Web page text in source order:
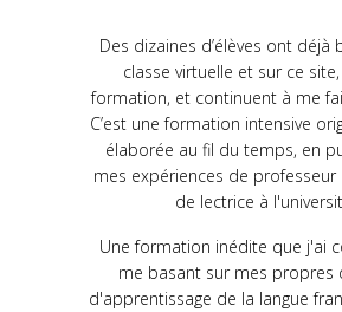
Des dizaines d’élèves ont déjà
classe virtuelle et sur ce
formation, et continuent à me
C’est une formation intensive
élaborée au fil du temps, en
mes expériences de
de lectrice à
Une formation inédite que j'ai
me basant sur mes propres
d'apprentissage de la langue